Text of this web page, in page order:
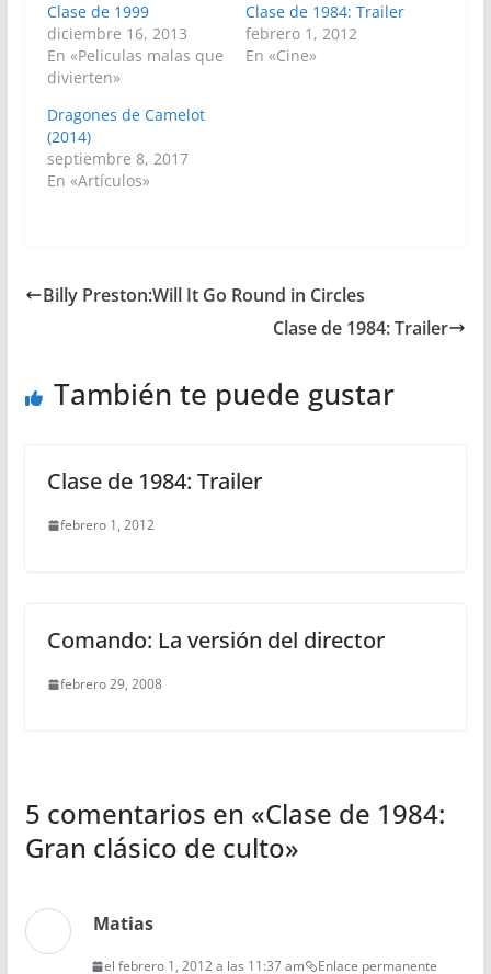
Clase de 1999
diciembre 16, 2013
En «Peliculas malas que
divierten»
Clase de 1984: Trailer
febrero 1, 2012
En «Cine»
Dragones de Camelot
(2014)
septiembre 8, 2017
En «Artículos»
Billy Preston:Will It Go Round in Circles
Clase de 1984: Trailer
También te puede gustar
Clase de 1984: Trailer
febrero 1, 2012
Comando: La versión del director
febrero 29, 2008
5 comentarios en «Clase de 1984:
Gran clásico de culto»
Matias
el febrero 1, 2012 a las 11:37 am Enlace permanente